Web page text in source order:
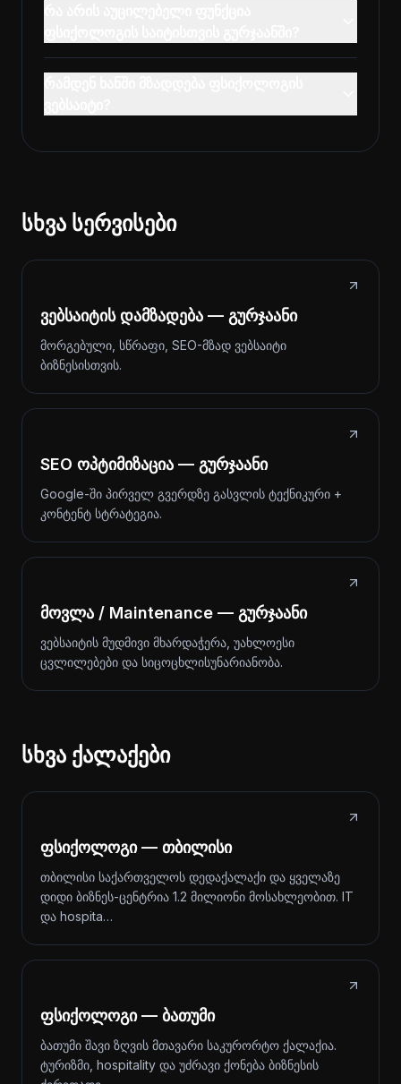
სხვა სერვისები
ვებსაიტის დამზადება — გურჯაანი
მორგებული, სწრაფი, SEO-მზად ვებსაიტი
ბიზნესისთვის.
SEO ოპტიმიზაცია — გურჯაანი
Google-ში პირველ გვერდზე გასვლის ტექნიკური +
კონტენტ სტრატეგია.
მოვლა / Maintenance — გურჯაანი
ვებსაიტის მუდმივი მხარდაჭერა, უახლოესი
ცვლილებები და სიცოცხლისუნარიანობა.
სხვა ქალაქები
ფსიქოლოგი — თბილისი
თბილისი საქართველოს დედაქალაქი და ყველაზე
დიდი ბიზნეს-ცენტრია 1.2 მილიონი მოსახლეობით. IT
და hospita…
ფსიქოლოგი — ბათუმი
ბათუმი შავი ზღვის მთავარი საკურორტო ქალაქია.
ტურიზმი, hospitality და უძრავი ქონება ბიზნესის